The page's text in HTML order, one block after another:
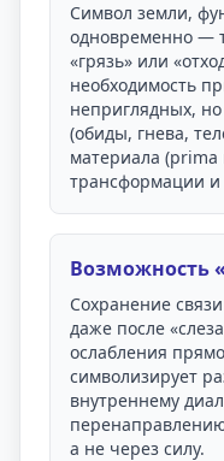
Символ земли,
одновременно —
«грязь» или
необходимость
неприглядных,
(обиды, гнева,
материала (prima
трансформации и
Возможность
Сохранение
даже после
ослабления
символизирует
внутреннему
а не через силу.